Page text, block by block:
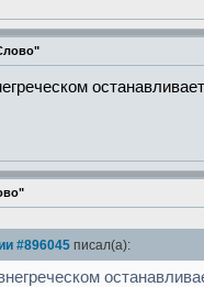
#896045 писал(а):